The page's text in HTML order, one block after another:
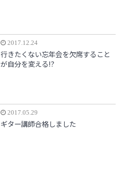
2017.12.24
行きたくない忘年会を欠席すること
が自分を変える!?
2017.05.29
ギター講師合格しました